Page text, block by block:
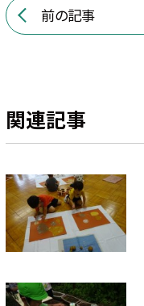
前の記事
関連記事